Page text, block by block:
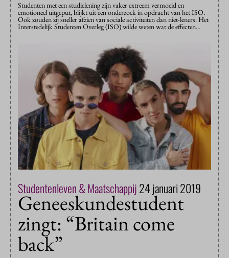
Studenten met een studielening zijn vaker extreem vermoeid en
emotioneel uitgeput, blijkt uit een onderzoek in opdracht van het ISO.
Ook zouden zij sneller afzien van sociale activiteiten dan niet-leners. Het
Interstedelijk Studenten Overleg (ISO) wilde weten wat de effecten…
Studentenleven & Maatschappij24 januari 2019
Geneeskundestudent
zingt: “Britain come
back”